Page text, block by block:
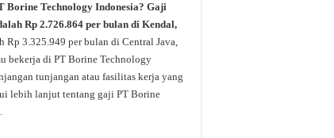
Borine Technology Indonesia? Gaji
Rp 2.726.864 per bulan di Kendal,
Rp 3.325.949 per bulan di Central Java,
bekerja di PT Borine Technology
tunjangan atau fasilitas kerja yang
lebih lanjut tentang gaji PT Borine